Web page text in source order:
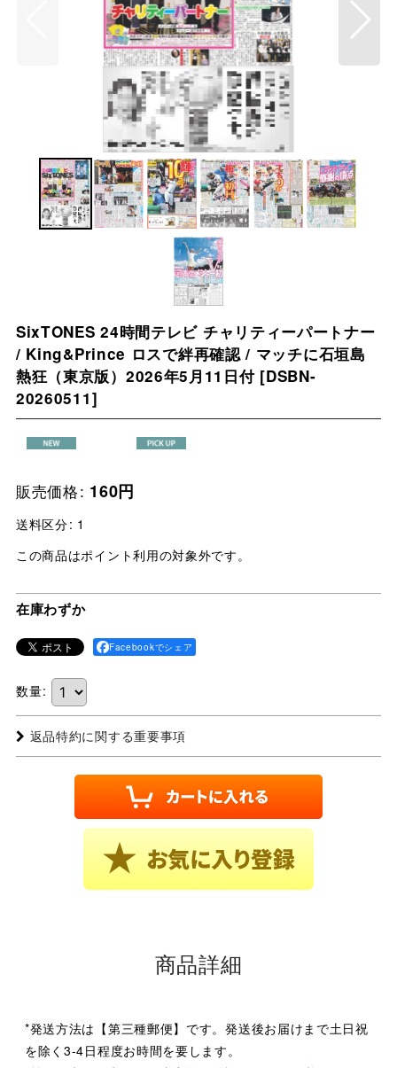
SixTONES 24時間テレビ チャリティーパートナー
/ King&Prince ロスで絆再確認 / マッチに石垣島
熱狂（東京版）2026年5月11日付 [DSBN-
20260511]
販売価格: 160円
送料区分: 1
この商品はポイント利用の対象外です。
在庫わずか
Facebookでシェア
数量:
返品特約に関する重要事項
商品詳細
*発送方法は【第三種郵便】です。発送後お届けまで土日祝
を除く3-4日程度お時間を要します。